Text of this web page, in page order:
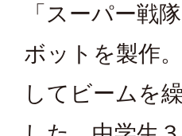
「スーパー戦
ボットを製作
してビームを